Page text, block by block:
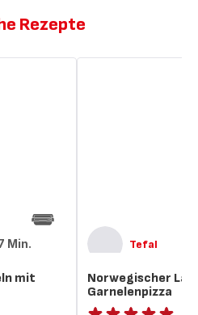
Rezepte
Min.
mit
Tefal
Norwegischer
Garnelenpizza